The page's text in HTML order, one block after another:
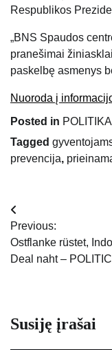
Respublikos
„BNS Spaudos
pranešimai
paskelbę asmenys
Nuoroda į
Posted in POLITIKA
Tagged
prevencija,
Navigacija
tarp
įrašų
Previous:
Ostflanke rüstet,
Deal naht –
Susiję įrašai